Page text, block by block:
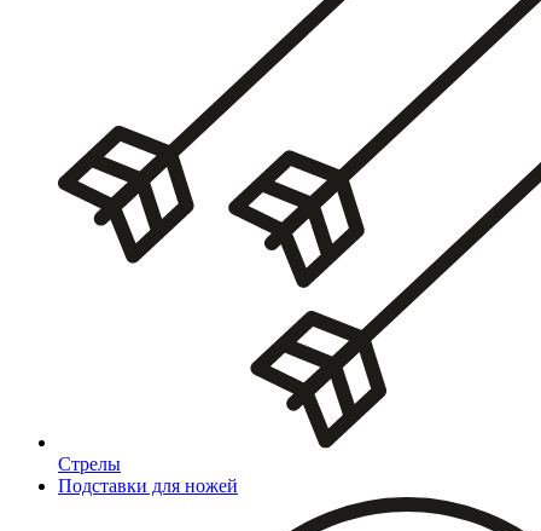
Стрелы
Подставки для ножей